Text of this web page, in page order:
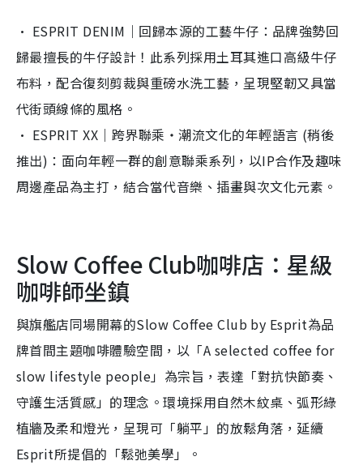
· ESPRIT DENIM｜回歸本源的工藝牛仔： 品牌強勢回
歸最擅長的牛仔設計！ 此系列採用土耳其進口高級牛仔
布料，配合復刻剪裁與重磅水洗工藝，呈現堅韌又具當
代街頭線條的風格。
· ESPRIT XX｜跨界聯乘・潮流文化的年輕語言 (稍後
推出)：面向年輕一群的創意聯乘系列， 以IP合作及趣味
周邊產品為主打，結合當代音樂、 插畫與次文化元素。
Slow Coffee Club咖啡店：星級
咖啡師坐鎮
與旗艦店同場開幕的Slow Coffee Club by Esprit為品
牌首間主題咖啡體驗空間，以「A selected coffee for
slow lifestyle people」為宗旨，表達「對抗快節奏、
守護生活質感」 的理念。環境採用自然木紋桌、弧形綠
植牆及柔和燈光，呈現可「躺平」的放鬆角落，延續
Esprit所提倡的「鬆弛美學」。